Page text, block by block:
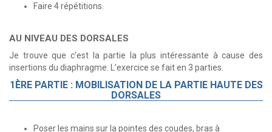
Faire 4 répétitions.
AU NIVEAU DES DORSALES
Je trouve que c’est la partie la plus intéressante à cause des
insertions du diaphragme. L’exercice se fait en 3 parties.
1ÈRE PARTIE : MOBILISATION DE LA PARTIE HAUTE DES
DORSALES
Poser les mains sur la pointes des coudes, bras à